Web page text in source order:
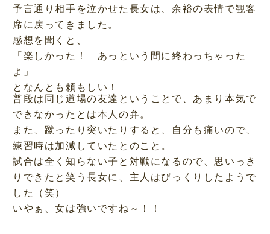
予言通り相手を泣かせた長女は、余裕の表情で観客
席に戻ってきました。
感想を聞くと、
「楽しかった！ あっという間に終わっちゃった
よ」
となんとも頼もしい！
普段は同じ道場の友達ということで、あまり本気で
できなかったとは本人の弁。
また、蹴ったり突いたりすると、自分も痛いので、
練習時は加減していたとのこと。
試合は全く知らない子と対戦になるので、思いっき
りできたと笑う長女に、主人はびっくりしたようで
した（笑）
いやぁ、女は強いですね～！！